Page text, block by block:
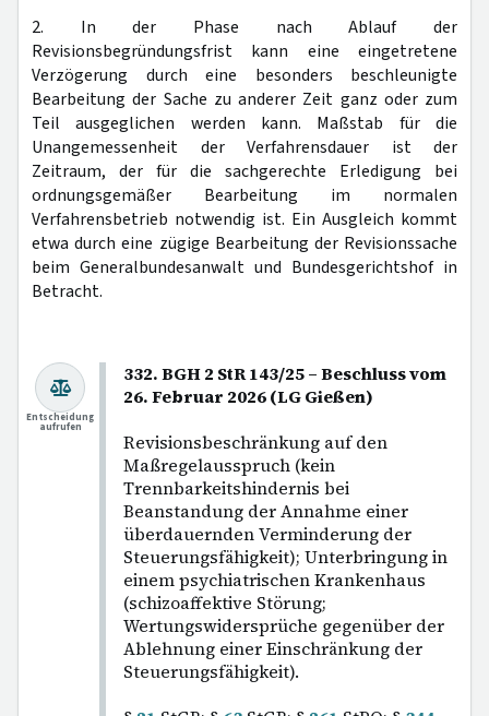
2. In der Phase nach Ablauf der
Revisionsbegründungsfrist kann eine eingetretene
Verzögerung durch eine besonders beschleunigte
Bearbeitung der Sache zu anderer Zeit ganz oder zum
Teil ausgeglichen werden kann. Maßstab für die
Unangemessenheit der Verfahrensdauer ist der
Zeitraum, der für die sachgerechte Erledigung bei
ordnungsgemäßer Bearbeitung im normalen
Verfahrensbetrieb notwendig ist. Ein Ausgleich kommt
etwa durch eine zügige Bearbeitung der Revisionssache
beim Generalbundesanwalt und Bundesgerichtshof in
Betracht.
332. BGH 2 StR 143/25 – Beschluss vom
26. Februar 2026 (LG Gießen)
Revisionsbeschränkung auf den
Maßregelausspruch (kein
Trennbarkeitshindernis bei
Beanstandung der Annahme einer
überdauernden Verminderung der
Steuerungsfähigkeit); Unterbringung in
einem psychiatrischen Krankenhaus
(schizoaffektive Störung;
Wertungswidersprüche gegenüber der
Ablehnung einer Einschränkung der
Steuerungsfähigkeit).
Entscheidung
aufrufen